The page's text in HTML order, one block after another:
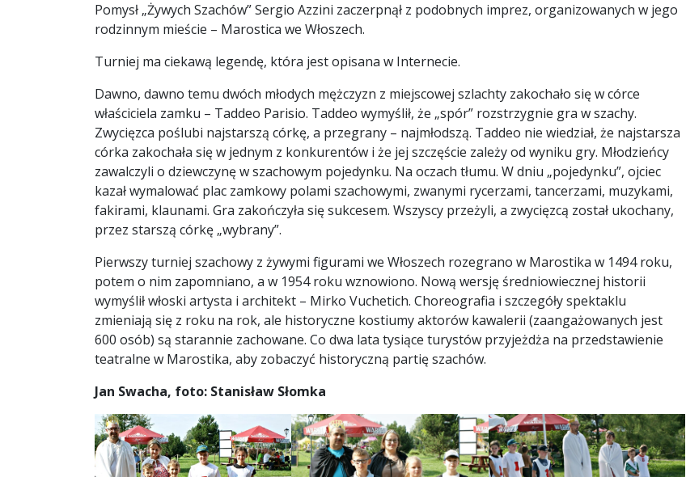
Pomysł „Żywych Szachów” Sergio Azzini zaczerpnął z podobnych imprez, organizowanych w jego
rodzinnym mieście – Marostica we Włoszech.
Turniej ma ciekawą legendę, która jest opisana w Internecie. ⠀
Dawno, dawno temu dwóch młodych mężczyzn z miejscowej szlachty zakochało się w córce
właściciela zamku – Taddeo Parisio. Taddeo wymyślił, że „spór” rozstrzygnie gra w szachy.
Zwycięzca poślubi najstarszą córkę, a przegrany – najmłodszą. Taddeo nie wiedział, że najstarsza
córka zakochała się w jednym z konkurentów i że jej szczęście zależy od wyniku gry. Młodzieńcy
zawalczyli o dziewczynę w szachowym pojedynku. Na oczach tłumu. W dniu „pojedynku”, ojciec
kazał wymalować plac zamkowy polami szachowymi, zwanymi rycerzami, tancerzami, muzykami,
fakirami, klaunami. Gra zakończyła się sukcesem. Wszyscy przeżyli, a zwycięzcą został ukochany,
przez starszą córkę „wybrany”.
Pierwszy turniej szachowy z żywymi figurami we Włoszech rozegrano w Marostika w 1494 roku,
potem o nim zapomniano, a w 1954 roku wznowiono. Nową wersję średniowiecznej historii
wymyślił włoski artysta i architekt – Mirko Vuchetich. Choreografia i szczegóły spektaklu
zmieniają się z roku na rok, ale historyczne kostiumy aktorów kawalerii (zaangażowanych jest
600 osób) są starannie zachowane. Co dwa lata tysiące turystów przyjeżdża na przedstawienie
teatralne w Marostika, aby zobaczyć historyczną partię szachów.
Jan Swacha, foto: Stanisław Słomka